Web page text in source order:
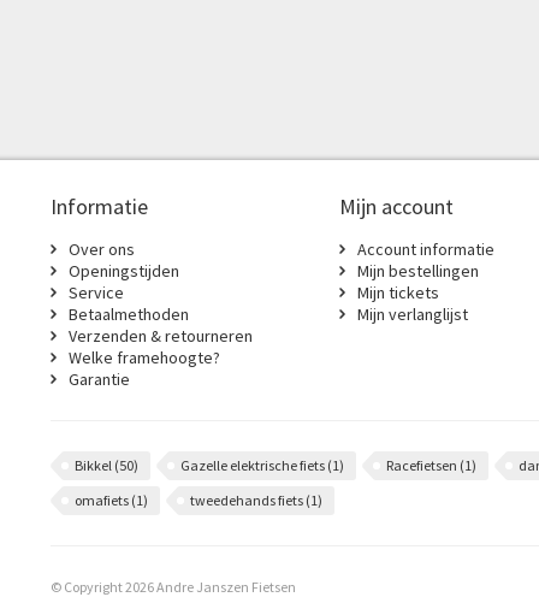
Informatie
Over ons
Openingstijden
Service
Betaalmethoden
Verzenden & retourneren
Welke framehoogte?
Garantie
Mijn account
Account informatie
Mijn bestellingen
Mijn tickets
Mijn verlanglijst
Bikkel (50) Gazelle elektrische fiets (1) Racefietsen (1)
omafiets (1) tweedehands fiets (1)
© Copyright 2026 Andre Janszen Fietsen